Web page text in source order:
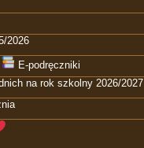
2026
E-podręczniki
na rok szkolny 2026/2027